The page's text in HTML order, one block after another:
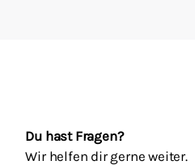
Du hast Fragen?
Wir helfen dir gerne weiter.